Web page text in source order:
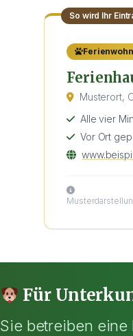
So wird Ihr
Musterort,
Alle vier
Vor Ort
Für
Sie betreiben eine